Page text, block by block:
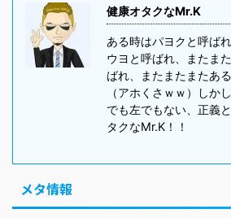
健康オタクなMr.K
ある時はパヨクと呼ば
ウヨと呼ばれ、またま
ばれ、またまたまたあ
（アホくさｗｗ）しか
でも左でもない、正義
タクなMr.K！！
メタ情報